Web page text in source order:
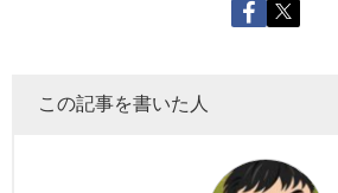
この記事を書いた人